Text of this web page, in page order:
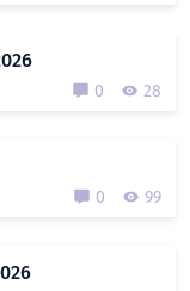
0 28
0 99